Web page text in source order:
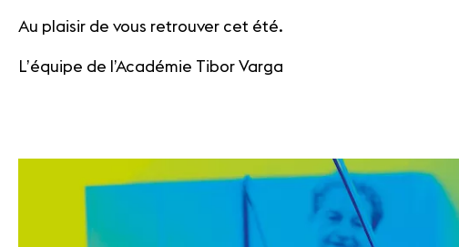
Au plaisir de vous retrouver cet été.
L’équipe de l’Académie Tibor Varga